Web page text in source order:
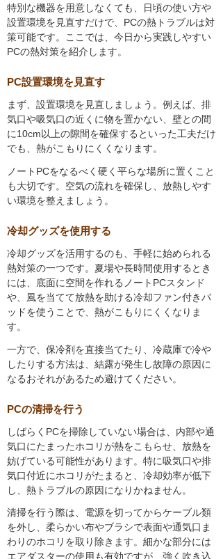
特別な機器を用意しなくても、日頃の使い方や
設置環境を見直すだけで、PCの熱トラブルは対
策可能です。ここでは、今日から実践しやすい
PCの熱対策を紹介します。
PC設置環境を見直す
まず、設置環境を見直しましょう。例えば、排
気口や吸気口の近くに物を置かない、壁との間
に10cm以上の隙間を確保するといった工夫だけ
でも、熱がこもりにくくなります。
ノートPCをなるべく硬く平らな場所に置くこと
も大切です。空気の流れを確保し、放熱しやす
い環境を整えましょう。
冷却グッズを使用する
冷却グッズを活用するのも、手軽に始められる
熱対策の一つです。夏場や長時間使用するとき
には、底面に空間を作れるノートPCスタンド
や、風を当てて放熱を助ける冷却ファン付きパ
ッドを使うことで、熱がこもりにくくなりま
す。
一方で、保冷剤を直接当てたり、冷蔵庫で冷や
したりする方法は、結露が発生し故障の原因に
なるおそれがあるため避けてください。
PCの清掃を行う
しばらくPCを掃除していない場合は、内部や通
気口にたまったホコリが熱をこもらせ、放熱を
妨げている可能性があります。特に吸気口や排
気口付近にホコリがたまると、冷却効率が低下
し、熱トラブルの原因になりかねません。
清掃を行う際は、電源を切ってからケーブル類
を外し、柔らかい布やブラシで表面や通気口ま
わりのホコリを取り除きます。細かな部分には
エアダスターの使用も有効ですが、強く吹き込